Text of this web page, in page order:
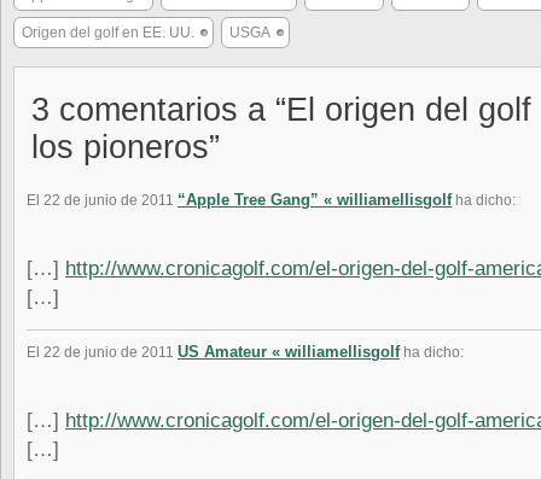
Origen del golf en EE. UU. USGA
3 comentarios a “El origen del
los pioneros”
El 22 de junio de 2011 “Apple Tree Gang” « williamellisgolfha dicho:
[…] http://www.cronicagolf.com/el-origen-del-golf-
[…]
El 22 de junio de 2011 US Amateur « williamellisgolfha dicho:
[…] http://www.cronicagolf.com/el-origen-del-golf-
[…]